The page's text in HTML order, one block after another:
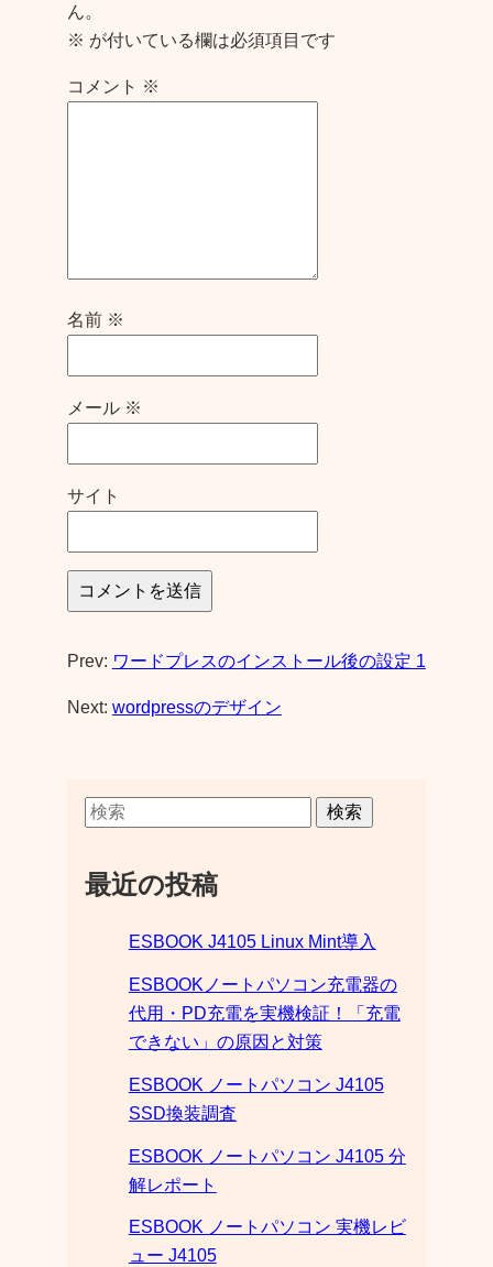
ん。
※ が付いている欄は必須項目です
コメント ※
名前 ※
メール ※
サイト
Prev: ワードプレスのインストール後の設定 1
Next: wordpressのデザイン
検索
最近の投稿
ESBOOK J4105 Linux Mint導入
ESBOOKノートパソコン充電器の
代用・PD充電を実機検証！「充電
できない」の原因と対策
ESBOOK ノートパソコン J4105
SSD換装調査
ESBOOK ノートパソコン J4105 分
解レポート
ESBOOK ノートパソコン 実機レビ
ュー J4105